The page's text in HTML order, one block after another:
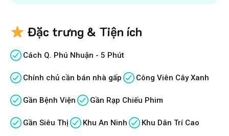
Đặc trưng & Tiện ích
Cách Q. Phú Nhuận - 5 Phút
Chính chủ cần bán nhà gấp Công Viên Cây Xanh
Gần Bệnh Viện Gần Rạp Chiếu Phim
Gần Siêu Thị Khu An Ninh Khu Dân Trí Cao